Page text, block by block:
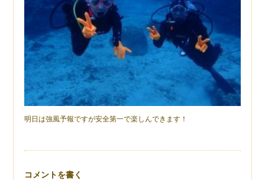
明日は強風予報ですが安全第一で楽しんできます！
コメントを書く